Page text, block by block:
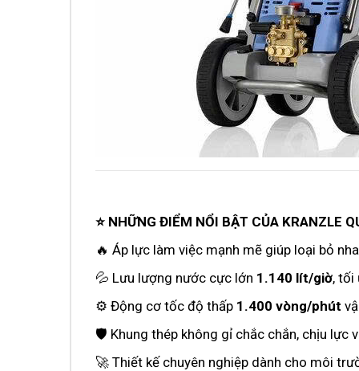
⭐ NHỮNG ĐIỂM NỔI BẬT CỦA KRANZLE
🔥 Áp lực làm việc mạnh mẽ giúp loại bỏ
💦 Lưu lượng nước cực lớn 1.140 lít/giờ, tối
⚙️ Động cơ tốc độ thấp 1.400 vòng/phút
🛡️ Khung thép không gỉ chắc chắn, chịu lực
🚀 Thiết kế chuyên nghiệp dành cho môi